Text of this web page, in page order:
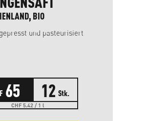
BIO
und pasteurisiert
65 12 Stk.
CHF 5.42 / 1 l